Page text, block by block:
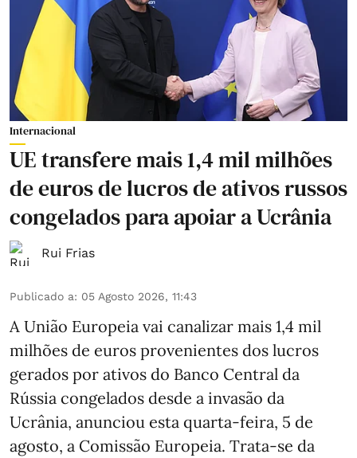
Internacional
UE transfere mais 1,4 mil milhões
de euros de lucros de ativos russos
congelados para apoiar a Ucrânia
Rui Frias
Publicado a: 05 Agosto 2026, 11:43
A União Europeia vai canalizar mais 1,4 mil
milhões de euros provenientes dos lucros
gerados por ativos do Banco Central da
Rússia congelados desde a invasão da
Ucrânia, anunciou esta quarta-feira, 5 de
agosto, a Comissão Europeia. Trata-se da